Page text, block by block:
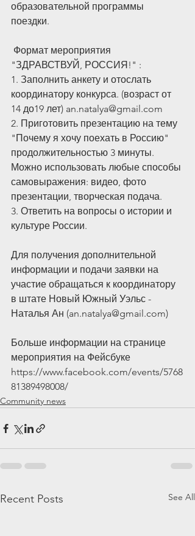
образовательной программы
поездки.
"ЗДРАВСТВУЙ, РОССИЯ!" :
1. Заполнить анкету и отослать
координатору конкурса. (возраст от
14 до19 лет) an.natalya@gmail.com
2. Приготовить презентацию на тему
"Почему я хочу поехать в Россию"
продолжительностью 3 минуты.
Можно использовать любые способы
самовыражения: видео, фото
презентации, творческая подача.
3. Ответить на вопросы о истории и
культуре России.
Для получения дополнительной
информации и подачи заявки на
участие обращаться к координатору
в штате Новый Южный Уэльс -
Наталья Ан (an.natalya@gmail.com)
Больше информации на странице
мероприятия на Фейсбуке
https://www.facebook.com/events/5768
81389498008/
Community news
Recent Posts See All